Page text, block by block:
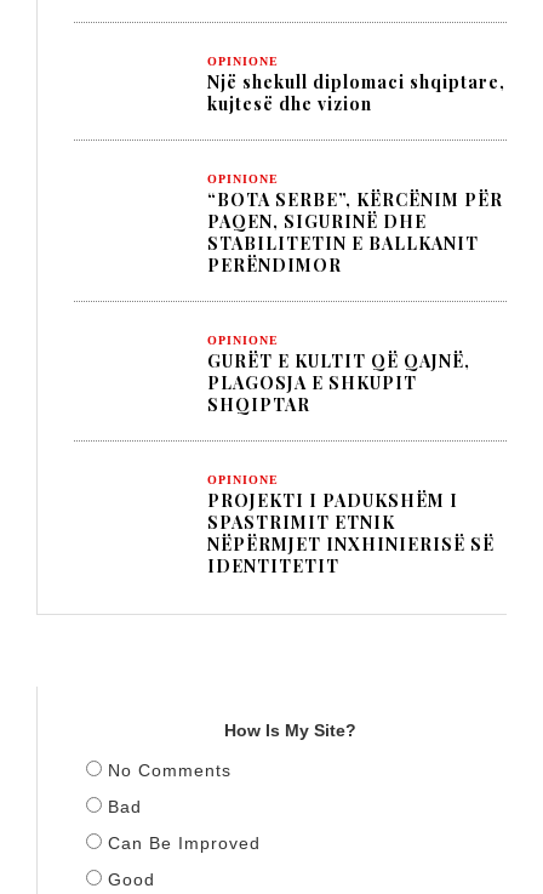
OPINIONE
Një shekull diplomaci shqiptare,
kujtesë dhe vizion
OPINIONE
“BOTA SERBE”, KËRCËNIM PËR
PAQEN, SIGURINË DHE
STABILITETIN E BALLKANIT
PERËNDIMOR
OPINIONE
GURËT E KULTIT QË QAJNË,
PLAGOSJA E SHKUPIT
SHQIPTAR
OPINIONE
PROJEKTI I PADUKSHËM I
SPASTRIMIT ETNIK
NËPËRMJET INXHINIERISË SË
IDENTITETIT
How Is My Site?
No Comments
Bad
Can Be Improved
Good